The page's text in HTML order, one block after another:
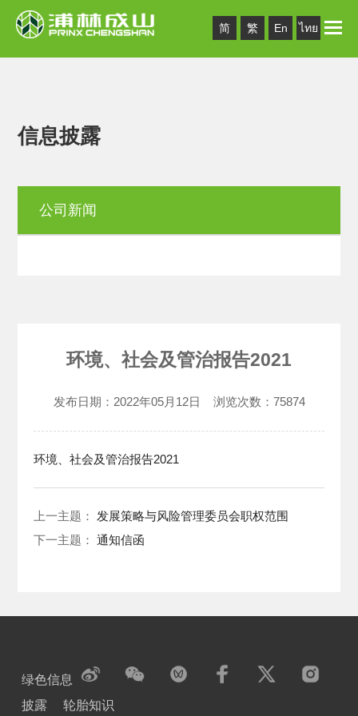
简 繁 En ไทย Toggle
信息披露
公司新闻
环境、社会及管治报告2021
发布日期： 2022年05月12日 浏览次数： 75874
环境、社会及管治报告2021
上一主题： 发展策略与风险管理委员会职权范围
下一主题：通知信函
绿色信息
披露
轮胎知识